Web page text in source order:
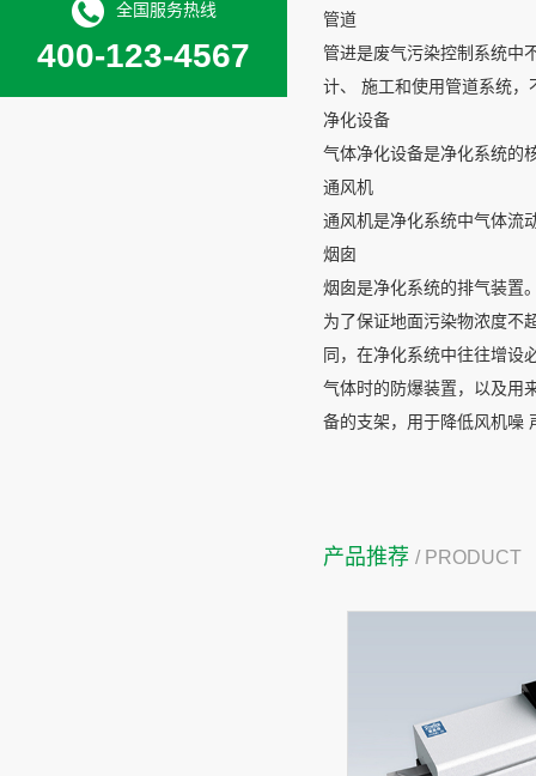
全国服务热线
400-123-4567
管道
管进是废气污染控制系统中
计、 施工和使用管道系统
净化设备
气体净化设备是净化系统的
通风机
通风机是净化系统中气体流
烟囱
烟囱是净化系统的排气装置
为了保证地面污染物浓度不
同，在净化系统中往往增设
气体时的防爆装置，以及用
备的支架，用于降低风机噪
产品推荐 / PRODUCT